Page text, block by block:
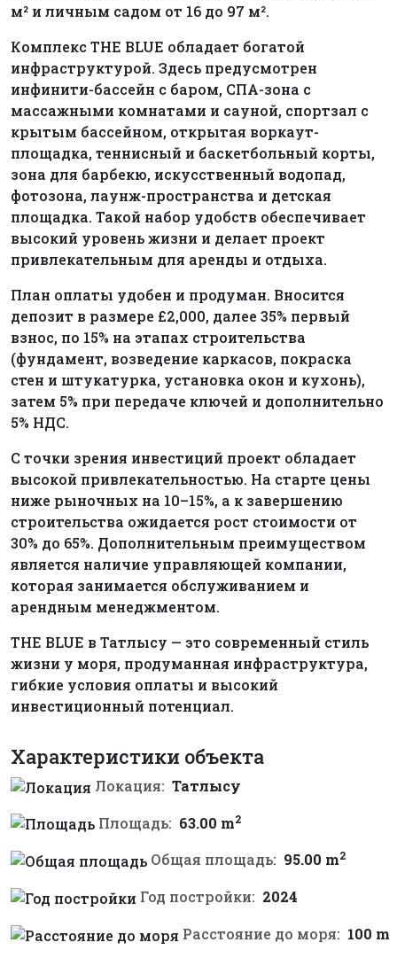
м² и личным садом от 16 до 97 м².
Комплекс THE BLUE обладает богатой
инфраструктурой. Здесь предусмотрен
инфинити-бассейн с баром, СПА-зона с
массажными комнатами и сауной, спортзал с
крытым бассейном, открытая воркаут-
площадка, теннисный и баскетбольный корты,
зона для барбекю, искусственный водопад,
фотозона, лаунж-пространства и детская
площадка. Такой набор удобств обеспечивает
высокий уровень жизни и делает проект
привлекательным для аренды и отдыха.
План оплаты удобен и продуман. Вносится
депозит в размере £2,000, далее 35% первый
взнос, по 15% на этапах строительства
(фундамент, возведение каркасов, покраска
стен и штукатурка, установка окон и кухонь),
затем 5% при передаче ключей и дополнительно
5% НДС.
С точки зрения инвестиций проект обладает
высокой привлекательностью. На старте цены
ниже рыночных на 10–15%, а к завершению
строительства ожидается рост стоимости от
30% до 65%. Дополнительным преимуществом
является наличие управляющей компании,
которая занимается обслуживанием и
арендным менеджментом.
THE BLUE в Татлысу — это современный стиль
жизни у моря, продуманная инфраструктура,
гибкие условия оплаты и высокий
инвестиционный потенциал.
Характеристики объекта
Локация: Татлысу
Площадь: 63.00 m2
Общая площадь: 95.00 m2
Год постройки: 2024
Расстояние до моря: 100 m